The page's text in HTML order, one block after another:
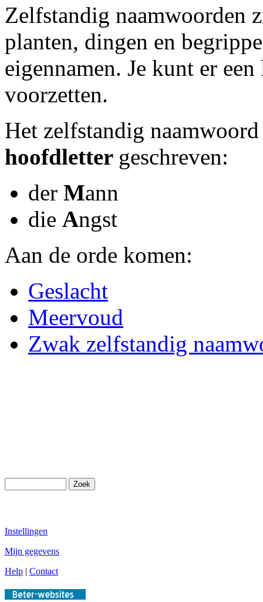
Zelfstandig naamwoorden
planten, dingen en
eigennamen. Je kunt er
voorzetten.
Het zelfstandig
hoofdletter geschreven:
der Mann
die Angst
Aan de orde komen:
Geslacht
Meervoud
Zwak zelfstandig
Instellingen
Mijn gegevens
Help | Contact